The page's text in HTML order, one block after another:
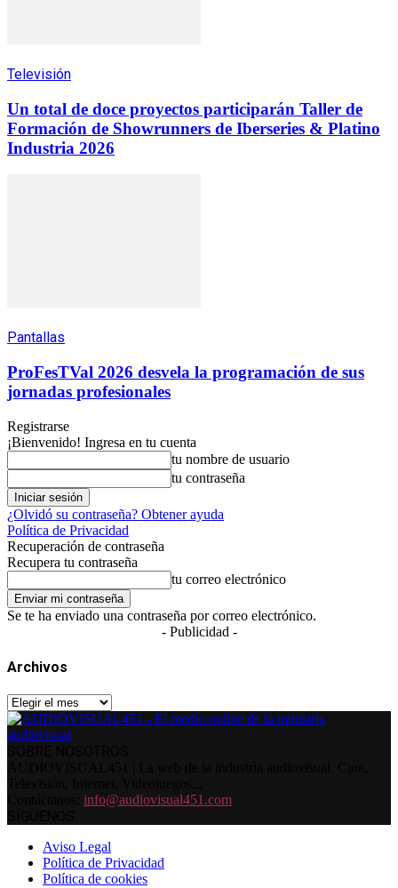
Televisión
Un total de doce proyectos participarán Taller de
Formación de Showrunners de Iberseries & Platino
Industria 2026
Pantallas
ProFesTVal 2026 desvela la programación de sus
jornadas profesionales
Registrarse
¡Bienvenido! Ingresa en tu cuenta
tu nombre de usuario
tu contraseña
¿Olvidó su contraseña? Obtener ayuda
Política de Privacidad
Recuperación de contraseña
Recupera tu contraseña
tu correo electrónico
Se te ha enviado una contraseña por correo electrónico.
- Publicidad -
Archivos
Archivos
info@audiovisual451.com
Aviso Legal
Política de Privacidad
Política de cookies